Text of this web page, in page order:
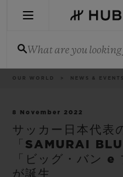
What are you
Breadcrumb
OUR WORLD NEWS & EVENTS
8 November 2022
サッカー日本代表
「SAMURAI
「ビッグ・バン e
が誕生
NOVELTIES